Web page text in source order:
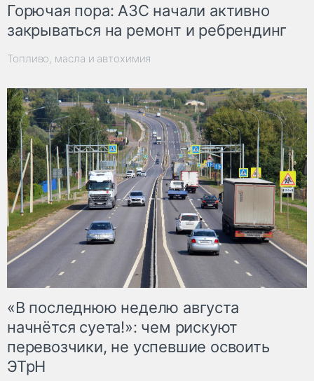
Горючая пора: АЗС начали активно
закрываться на ремонт и ребрендинг
Топливо, масла и автохимия
«В последнюю неделю августа
начнётся суета!»: чем рискуют
перевозчики, не успевшие освоить
ЭТрН